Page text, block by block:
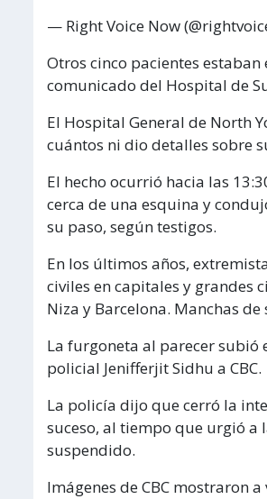
— Right Voice Now
Otros cinco pacientes
comunicado del Hospital de
El Hospital General de North
cuántos ni dio detalles sobre
El hecho ocurrió hacia las
cerca de una esquina y
su paso, según testigos.
En los últimos años,
civiles en capitales y grandes
Niza y Barcelona. Manchas
La furgoneta al parecer subió
policial Jenifferjit Sidhu a CBC.
La policía dijo que cerró la
suceso, al tiempo que urgió a
suspendido.
Imágenes de CBC mostraron